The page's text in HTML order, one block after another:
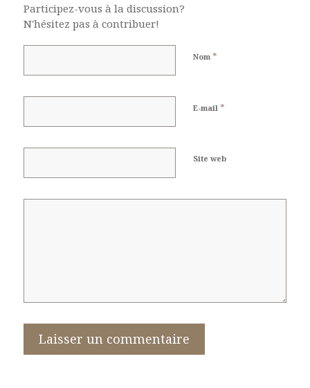
Participez-vous à la discussion?
N'hésitez pas à contribuer!
Nom *
E-mail *
Site web